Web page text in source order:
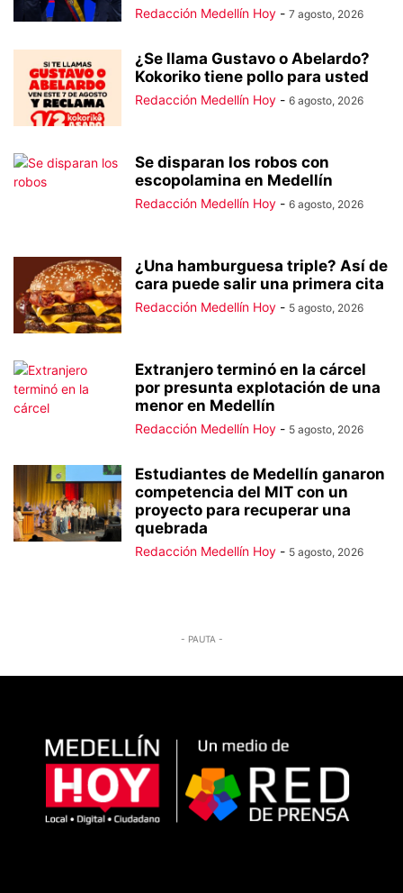
Redacción Medellín Hoy - 7 agosto, 2026
¿Se llama Gustavo o Abelardo?
Kokoriko tiene pollo para usted
Redacción Medellín Hoy - 6 agosto, 2026
Se disparan los robos con
escopolamina en Medellín
Redacción Medellín Hoy - 6 agosto, 2026
¿Una hamburguesa triple? Así de
cara puede salir una primera cita
Redacción Medellín Hoy - 5 agosto, 2026
Extranjero terminó en la cárcel
por presunta explotación de una
menor en Medellín
Redacción Medellín Hoy - 5 agosto, 2026
Estudiantes de Medellín ganaron
competencia del MIT con un
proyecto para recuperar una
quebrada
Redacción Medellín Hoy - 5 agosto, 2026
- PAUTA -